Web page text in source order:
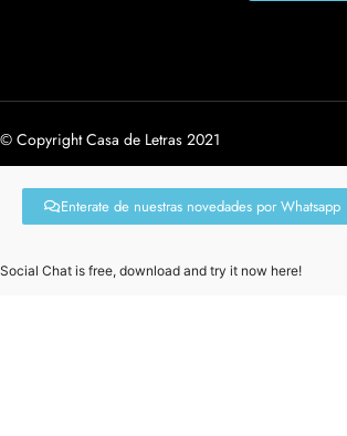
© Copyright Casa de Letras 2021
Enterate de nuestras novedades por Whatsapp
Social Chat is free, download and try it now here!